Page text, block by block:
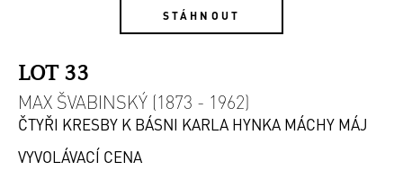
STÁHNOUT
LOT 33
MAX ŠVABINSKÝ (1873 - 1962)
ČTYŘI KRESBY K BÁSNI KARLA HYNKA MÁCHY MÁJ
VYVOLÁVACÍ CENA